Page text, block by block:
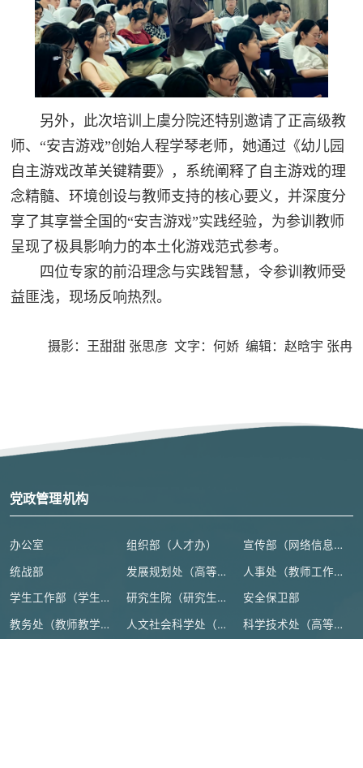
另外，此次培训上虞分院还特别邀请了正高级教
师、“安吉游戏”创始人程学琴老师，她通过《幼儿园
自主游戏改革关键精要》，系统阐释了自主游戏的理
念精髓、环境创设与教师支持的核心要义，并深度分
享了其享誉全国的“安吉游戏”实践经验，为参训教师
呈现了极具影响力的本土化游戏范式参考。
四位专家的前沿理念与实践智慧，令参训教师受
益匪浅，现场反响热烈。
摄影：王甜甜 张思彦 文字：何娇 编辑：赵晗宇 张冉
党政管理机构
办公室 组织部（人才办） 宣传部（网络信息安全管理与新闻中心）
统战部
学生工作部（学生处、人武部） 研究生院（研究生工作部、学科建设办公室） 安全保卫部
教务处（教师教学发展中心） 人文社会科学处（高等人文研究院） 科学技术处（高等研究院）